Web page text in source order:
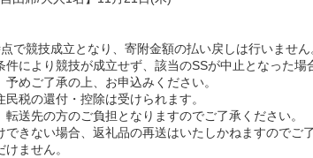
で競技成立となり、寄附金額の払い戻しは行いません
により競技が成立せず、該当のSSが中止となった場
めご了承の上、お申込みください。
税の還付・控除は受けられます。
送先の方のご負担となりますのでご了承ください。
きない場合、返礼品の再送はいたしかねますのでご
ません。